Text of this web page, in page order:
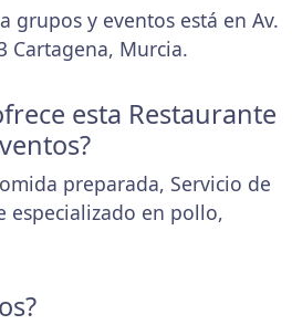
grupos y eventos está en Av.
Cartagena, Murcia.
esta Restaurante
preparada, Servicio de
especializado en pollo,